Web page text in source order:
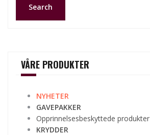
Search
VÅRE PRODUKTER
NYHETER
GAVEPAKKER
Opprinnelsesbeskyttede produkter
KRYDDER